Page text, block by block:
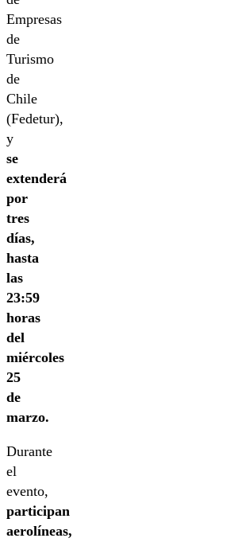
Empresas
de
Turismo
de
Chile
(Fedetur),
y
se
extenderá
por
tres
días,
hasta
las
23:59
horas
del
miércoles
25
de
marzo.
Durante
el
evento,
participan
aerolíneas,